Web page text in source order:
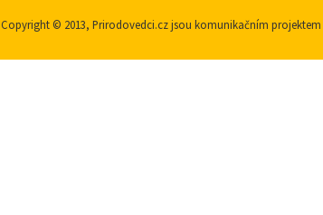
Copyright © 2013, Prirodovedci.cz jsou komunikačním projektem